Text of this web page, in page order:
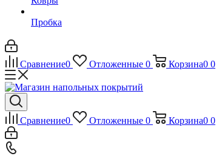
Пробка
Сравнение0 Отложенные 0 Корзина0 0
Сравнение0 Отложенные 0 Корзина0 0